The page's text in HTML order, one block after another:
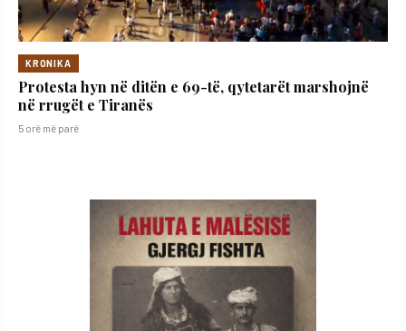
KRONIKA
Protesta hyn në ditën e 69-të, qytetarët marshojnë
në rrugët e Tiranës
5 orë më parë